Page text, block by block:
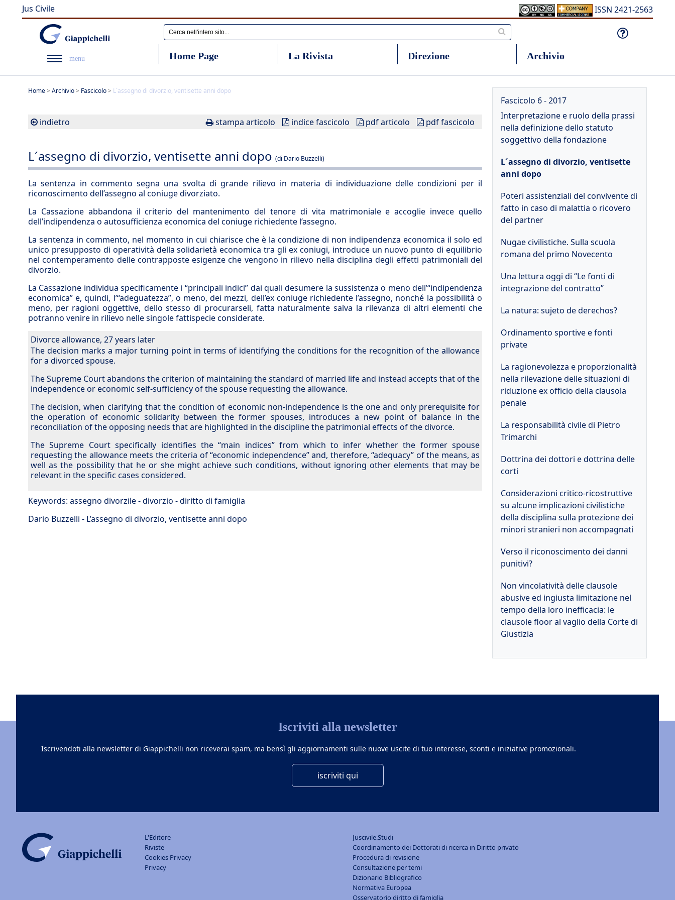
Jus Civile ISSN 2421-2563
menu Home Page La Rivista Direzione Archivio
Home> Archivio> Fascicolo> L´assegno di divorzio, ventisette anni dopo
indietro stampa articolo indice fascicolo pdf articolo pdf fascicolo
L´assegno di divorzio, ventisette anni dopo (di Dario Buzzelli)
La sentenza in commento segna una svolta di grande rilievo in materia di individuazione delle condizioni per il
riconoscimento dell’assegno al coniuge divorziato.
La Cassazione abbandona il criterio del mantenimento del tenore di vita matrimoniale e accoglie invece quello
dell’indipendenza o autosufficienza economica del coniuge richiedente l’assegno.
La sentenza in commento, nel momento in cui chiarisce che è la condizione di non indipendenza economica il solo ed
unico presupposto di operatività della solidarietà economica tra gli ex coniugi, introduce un nuovo punto di equilibrio
nel contemperamento delle contrapposte esigenze che vengono in rilievo nella disciplina degli effetti patrimoniali del
divorzio.
La Cassazione individua specificamente i “principali indici” dai quali desumere la sussistenza o meno dell’“indipendenza
economica” e, quindi, l’“adeguatezza”, o meno, dei mezzi, dell’ex coniuge richiedente l’assegno, nonché la possibilità o
meno, per ragioni oggettive, dello stesso di procurarseli, fatta naturalmente salva la rilevanza di altri elementi che
potranno venire in rilievo nelle singole fattispecie considerate.
Divorce allowance, 27 years later
The decision marks a major turning point in terms of identifying the conditions for the recognition of the allowance
for a divorced spouse.
The Supreme Court abandons the criterion of maintaining the standard of married life and instead accepts that of the
independence or economic self-sufficiency of the spouse requesting the allowance.
The decision, when clarifying that the condition of economic non-independence is the one and only prerequisite for
the operation of economic solidarity between the former spouses, introduces a new point of balance in the
reconciliation of the opposing needs that are highlighted in the discipline the patrimonial effects of the divorce.
The Supreme Court specifically identifies the “main indices” from which to infer whether the former spouse
requesting the allowance meets the criteria of “economic independence” and, therefore, “adequacy” of the means, as
well as the possibility that he or she might achieve such conditions, without ignoring other elements that may be
relevant in the specific cases considered.
Keywords: assegno divorzile-divorzio -diritto di famiglia
Dario Buzzelli - L’assegno di divorzio, ventisette anni dopo
Fascicolo 6 - 2017
Interpretazione e ruolo della prassi
nella definizione dello statuto
soggettivo della fondazione
L´assegno di divorzio, ventisette
anni dopo
Poteri assistenziali del convivente di
fatto in caso di malattia o ricovero
del partner
Nugae civilistiche. Sulla scuola
romana del primo Novecento
Una lettura oggi di “Le fonti di
integrazione del contratto”
La natura: sujeto de derechos?
Ordinamento sportive e fonti
private
La ragionevolezza e proporzionalità
nella rilevazione delle situazioni di
riduzione ex officio della clausola
penale
La responsabilità civile di Pietro
Trimarchi
Dottrina dei dottori e dottrina delle
corti
Considerazioni critico-ricostruttive
su alcune implicazioni civilistiche
della disciplina sulla protezione dei
minori stranieri non accompagnati
Verso il riconoscimento dei danni
punitivi?
Non vincolatività delle clausole
abusive ed ingiusta limitazione nel
tempo della loro inefficacia: le
clausole floor al vaglio della Corte di
Giustizia
Iscriviti alla newsletter
Iscrivendoti alla newsletter di Giappichelli non riceverai spam, ma bensì gli aggiornamenti sulle nuove uscite di tuo interesse, sconti e iniziative promozionali.
iscriviti qui
L'Editore
Riviste
Cookies Privacy
Privacy
Juscivile.Studi
Coordinamento dei Dottorati di ricerca in Diritto privato
Procedura di revisione
Consultazione per temi
Dizionario Bibliografico
Normativa Europea
Osservatorio diritto di famiglia